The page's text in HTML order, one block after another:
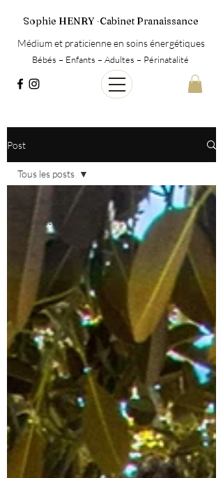
Sophie HENRY ∙Cabinet Pranaissance
Médium et praticienne en soins énergétiques
Bébés – Enfants – Adultes – Périnatalité
Post
Tous les posts
Neswletters
Tous les posts